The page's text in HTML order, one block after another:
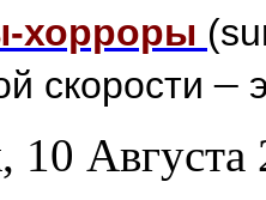
хорроры
скорости–
10 Августа